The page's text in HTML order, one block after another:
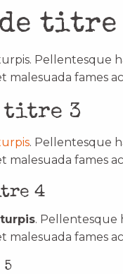
de titre
Pellentesque
malesuada fames
titre 3
. Pellentesque
malesuada fames
4
. Pellentesque
malesuada fames
5